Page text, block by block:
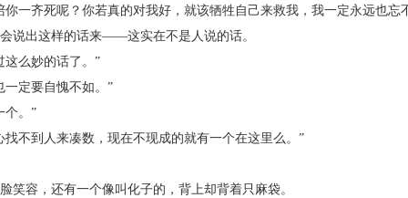
齐死呢？你若真的对我好，就该牺牲自己来救我，我一定永远也忘
出这样的话来——这实在不是人说的话。
么妙的话了。”
定要自愧不如。”
。”
到人来凑数，现在不现成的就有一个在这里么。”
容，还有一个像叫化子的，背上却背着只麻袋。